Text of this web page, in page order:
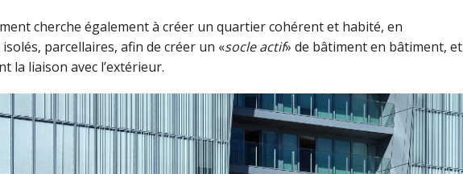
cherche également à créer un quartier cohérent et habité, en
parcellaires, afin de créer un «socle actif» de bâtiment en bâtiment, et
la liaison avec l’extérieur.